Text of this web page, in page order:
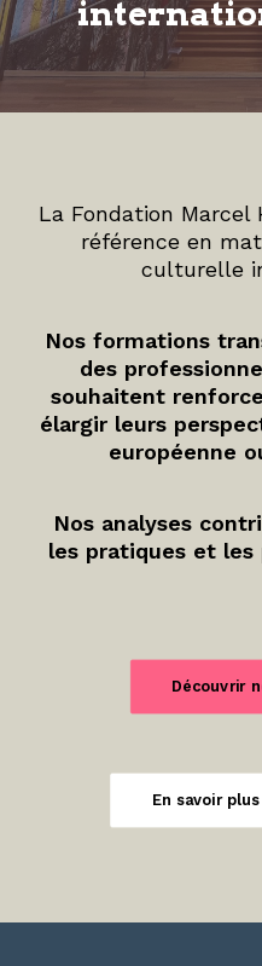
La Fondation
référence en
culturelle
Nos formations
des
souhaitent
élargir leurs
européenne
Nos analyses
les pratiques et
Découvrir
En savoir